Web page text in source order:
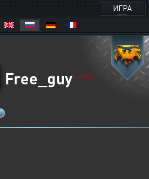
ИГРА
Free_guyHUMANS